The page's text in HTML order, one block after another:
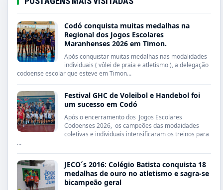
Codó conquista muitas medalhas na
Regional dos Jogos Escolares
Maranhenses 2026 em Timon.
Após conquistar muitas medalhas nas modalidades
individuais ( vôlei de praia e atletismo ), a delegação
codoense escolar que esteve em Timon...
Festival GHC de Voleibol e Handebol foi
um sucesso em Codó
Após o encerramento dos Jogos Escolares
Codoenses 2026, os campeões das modaidades
coletivas e individuais intensificaram os treinos para
...
JECO´s 2016: Colégio Batista conquista 18
medalhas de ouro no atletismo e sagra-se
bicampeão geral